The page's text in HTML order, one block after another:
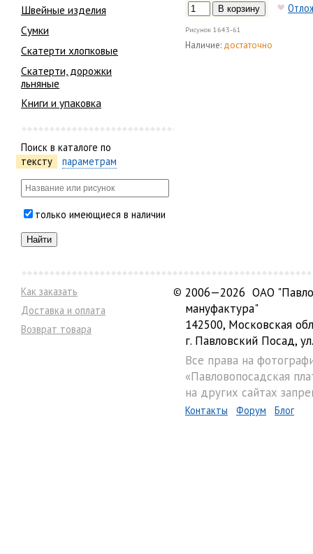
Швейные изделия
Сумки
Скатерти хлопковые
Скатерти, дорожки
льняные
Книги и упаковка
Поиск в каталоге по
тексту
параметрам
только имеющиеся в наличии
Рисунок 1643-61
Наличие: достаточно
Как заказать
Доставка и оплата
Возврат товара
© 2006—2026 ОАО
мануфактура"
142500, Московская
г. Павловский Посад,
Все права на
«Павловопосадская
на других сайтах
Контакты Форум Блог